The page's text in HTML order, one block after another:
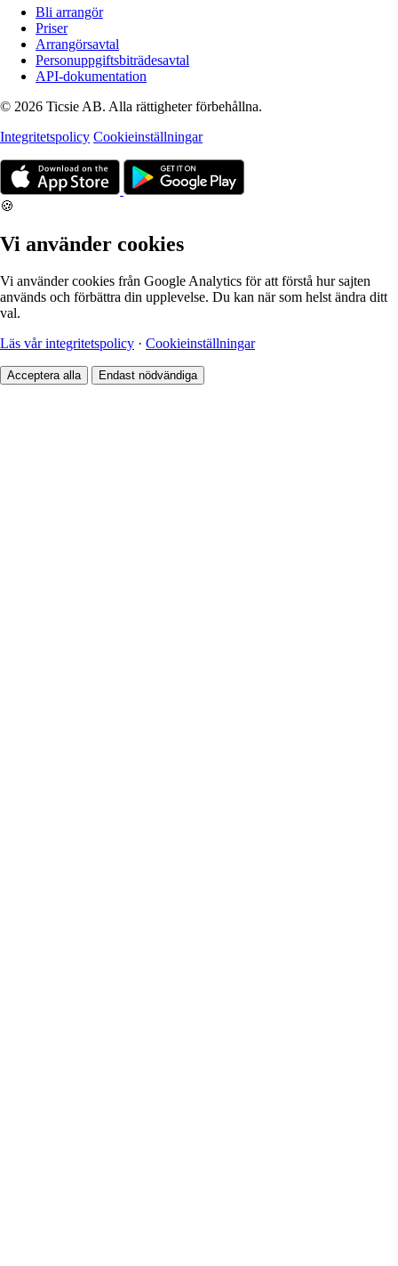
Bli arrangör
Priser
Arrangörsavtal
Personuppgiftsbiträdesavtal
API-dokumentation
© 2026 Ticsie AB. Alla rättigheter förbehållna.
Integritetspolicy Cookieinställningar
🍪
Vi använder cookies
Vi använder cookies från Google Analytics för att förstå hur sajten
används och förbättra din upplevelse. Du kan när som helst ändra ditt
val.
Läs vår integritetspolicy · Cookieinställningar
Acceptera alla Endast nödvändiga